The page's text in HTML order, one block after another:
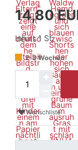
14,80
Inhalt1 St.
2-3 Wochen
Wunschliste